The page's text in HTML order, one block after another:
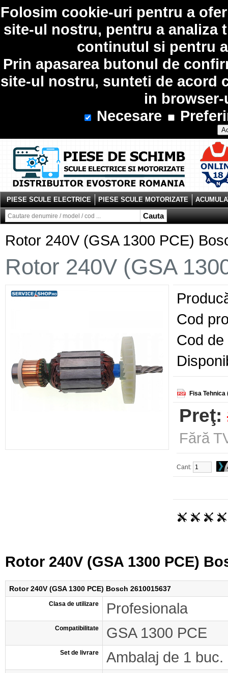
Folosim cookie-uri pentru a
site-ul nostru, pentru a analiza
continutul si pentru
Prin apasarea butonul de
site-ul nostru, sunteti de acord
in
Necesare
Cauta
PIESE SCULE ELECTRICE PIESE SCULE MOTORIZATE
Rotor 240V (GSA 1300 PCE)
Rotor 240V (GSA
Cod
Cod
Fisa Tehnica
Preţ:
Fără
Cant:
Rotor 240V (GSA 1300 PCE)
Rotor 240V (GSA 1300 PCE) Bosch 2610015637
Clasa de utilizare Profesionala
Compatibilitate GSA 1300 PCE
Set de livrare Ambalaj de 1 buc.